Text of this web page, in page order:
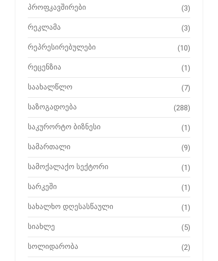
პროფკავშირები (3)
რეკლამა (3)
რეპრესირებულები (10)
რეცენზია (1)
საახალწლო (7)
საზოგადოება (288)
საკურორტო ბიზნესი (1)
სამართალი (9)
სამოქალაქო სექტორი (1)
სარკეში (1)
სახალხო დღესასწაული (1)
სიახლე (5)
სოლიდარობა (2)